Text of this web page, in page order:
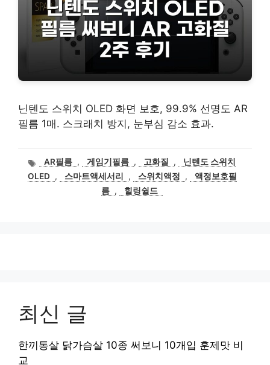
닌텐도 스위치 OLED 화면 보호, 99.9% 선명도 AR
필름 1매. 스크래치 방지, 눈부심 감소 효과.
태
그
AR필름 , 게임기필름 , 고화질 ,
닌텐도 스위치
OLED
, 스마트액세서리 , 스위치액정 ,
액정보호필
름 , 힐링쉴드
최신 글
한끼통살 닭가슴살 10종 써보니 10개입 훈제맛 비
교